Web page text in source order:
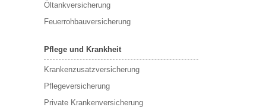
Öltankversicherung
Feuerrohbauversicherung
Pflege und Krankheit
Krankenzusatzversicherung
Pflegeversicherung
Private Krankenversicherung